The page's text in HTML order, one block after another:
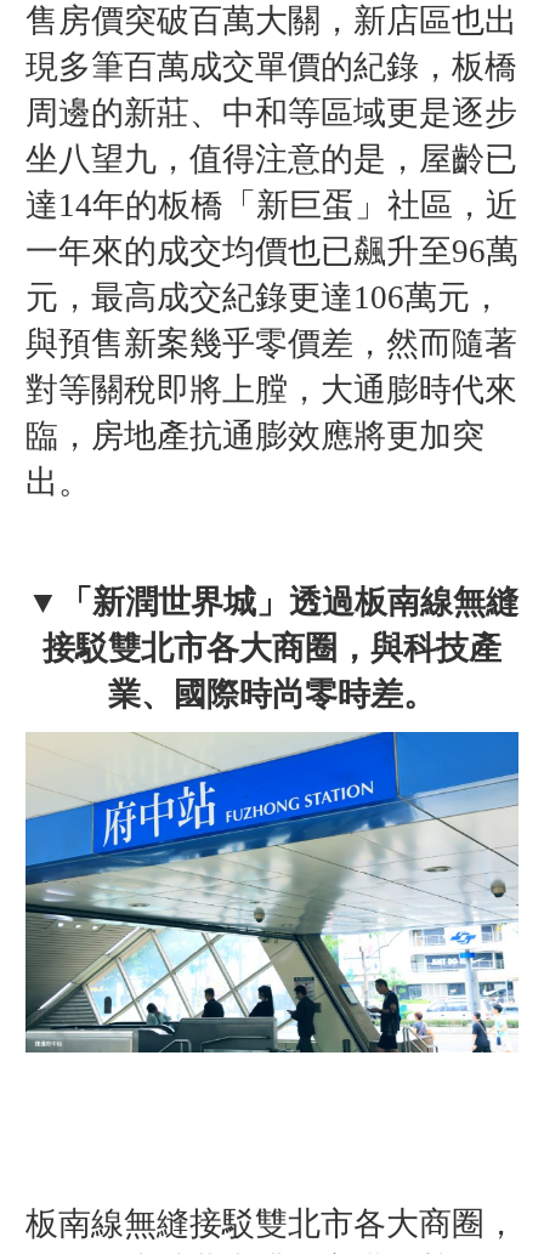
售房價突破百萬大關，新店區也出
現多筆百萬成交單價的紀錄，板橋
周邊的新莊、中和等區域更是逐步
坐八望九，值得注意的是，屋齡已
達14年的板橋「新巨蛋」社區，近
一年來的成交均價也已飆升至96萬
元，最高成交紀錄更達106萬元，
與預售新案幾乎零價差，然而隨著
對等關稅即將上膛，大通膨時代來
臨，房地產抗通膨效應將更加突
出。
▼「新潤世界城」透過板南線無縫
接駁雙北市各大商圈，與科技產
業、國際時尚零時差。
板南線無縫接駁雙北市各大商圈，